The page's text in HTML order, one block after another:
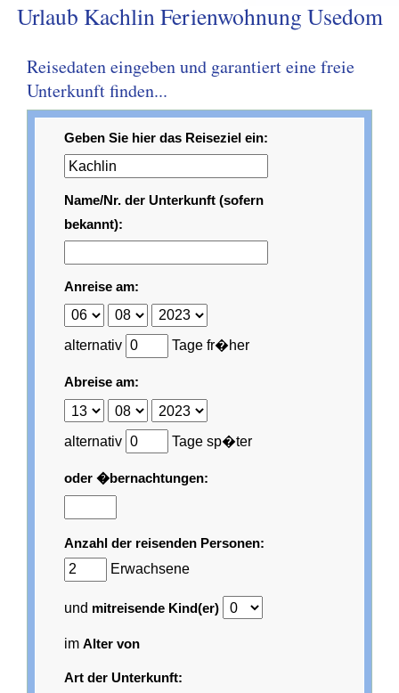
Urlaub Kachlin Ferienwohnung Usedom
Reisedaten eingeben und garantiert eine freie
Unterkunft finden...
Geben Sie hier das Reiseziel ein:
Name/Nr. der Unterkunft (sofern
bekannt):
Anreise am:
alternativ Tage fr�her
Abreise am:
alternativ Tage sp�ter
oder �bernachtungen:
Anzahl der reisenden Personen:
Erwachsene
und mitreisende Kind(er)
imAlter von
Art der Unterkunft: